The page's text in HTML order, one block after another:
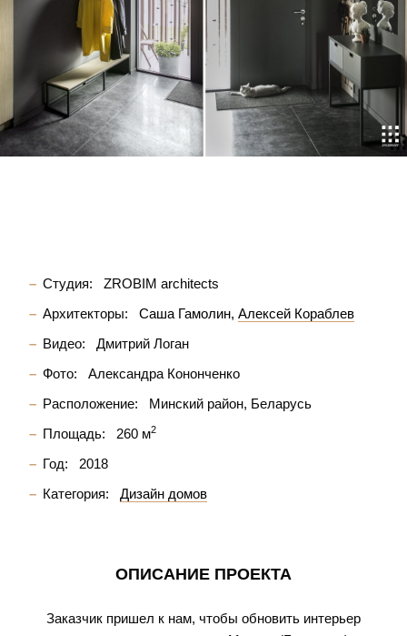
Студия:
ZROBIM architects
Архитекторы:
Саша Гамолин Алексей Кораблев
Видео:
Дмитрий Логан
Фото:
Александра Кононченко
Расположение:
Минский район, Беларусь
Площадь:
260 м2
Год:
2018
Категория:
Дизайн домов
ОПИСАНИЕ ПРОЕКТА
Заказчик пришел к нам, чтобы обновить интерьер